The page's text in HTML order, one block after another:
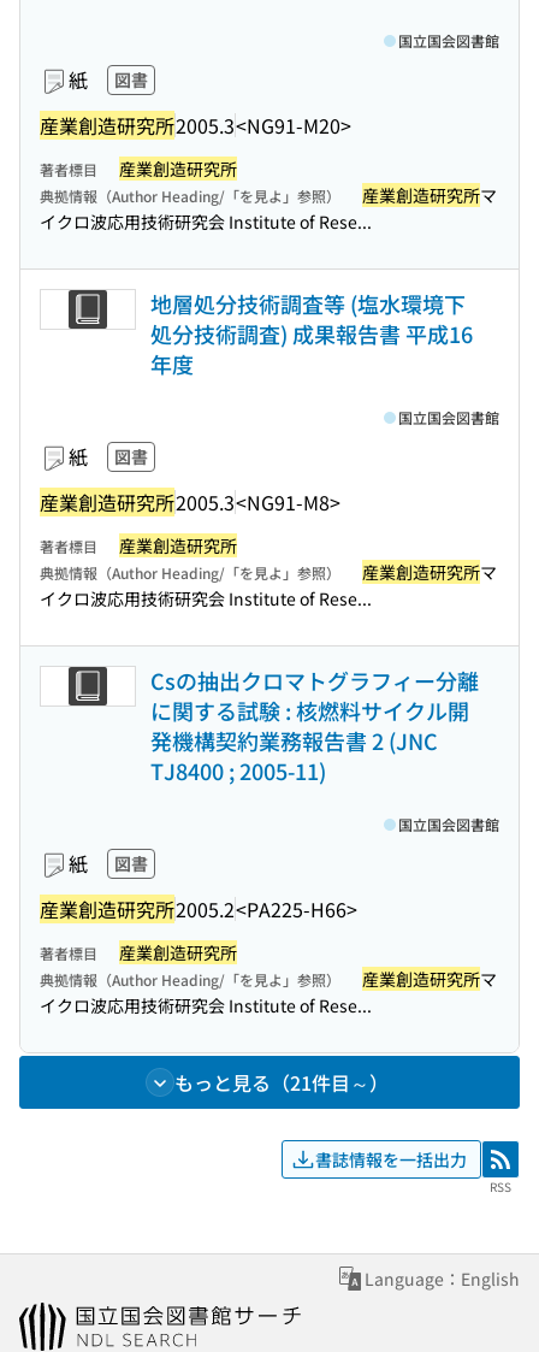
紙 図書
産業創造研究所2005.3<NG91-M20>
国立国会図書館
著者標目 産業創造研究所
典拠情報（Author Heading/「を見よ」参照） 産業創造研究所マ
イクロ波応用技術研究会 Institute of Rese...
地層処分技術調査等 (塩水環境下
処分技術調査) 成果報告書 平成16
年度
紙 図書
産業創造研究所2005.3<NG91-M8>
国立国会図書館
著者標目 産業創造研究所
典拠情報（Author Heading/「を見よ」参照） 産業創造研究所マ
イクロ波応用技術研究会 Institute of Rese...
Csの抽出クロマトグラフィー分離
に関する試験 : 核燃料サイクル開
発機構契約業務報告書 2 (JNC
TJ8400 ; 2005-11)
紙 図書
産業創造研究所2005.2<PA225-H66>
国立国会図書館
著者標目 産業創造研究所
典拠情報（Author Heading/「を見よ」参照） 産業創造研究所マ
イクロ波応用技術研究会 Institute of Rese...
もっと見る（21件目～）
書誌情報を一括出力 RSS
RSS
Language：English